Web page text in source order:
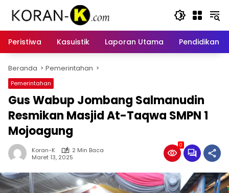
Peristiwa
Kasuistik Laporan Utama Pendidikan
Beranda Pemerintahan
Pemerintahan
Gus Wabup Jombang Salmanudin
Resmikan Masjid At-Taqwa SMPN 1
Mojoagung
Koran-K
2 Min Baca
Maret 13, 2025
0